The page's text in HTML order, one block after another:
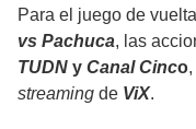
Para el juego de
vs Pachuca, las
TUDN y Canal Cinco
streaming de ViX.